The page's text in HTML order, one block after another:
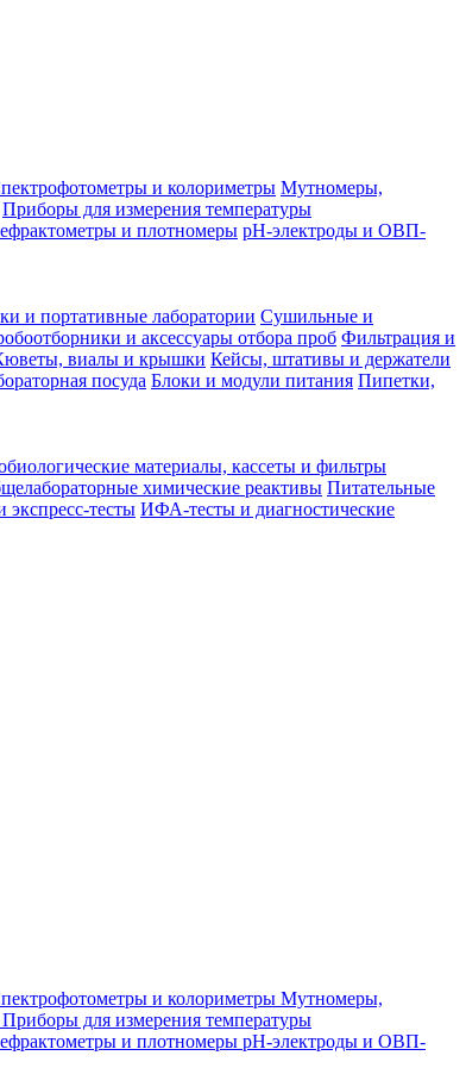
и колориметры Мутномеры,
Приборы для измерения температуры
и плотномеры pH-электроды и ОВП-
и портативные лаборатории Сушильные и
и аксессуары отбора проб Фильтрация и
виалы и крышки Кейсы, штативы и держатели
посуда Блоки и модули питания Пипетки,
материалы, кассеты и фильтры
химические реактивы Питательные
экспресс-тесты ИФА-тесты и диагностические
и колориметры Мутномеры,
Приборы для измерения температуры
и плотномеры pH-электроды и ОВП-